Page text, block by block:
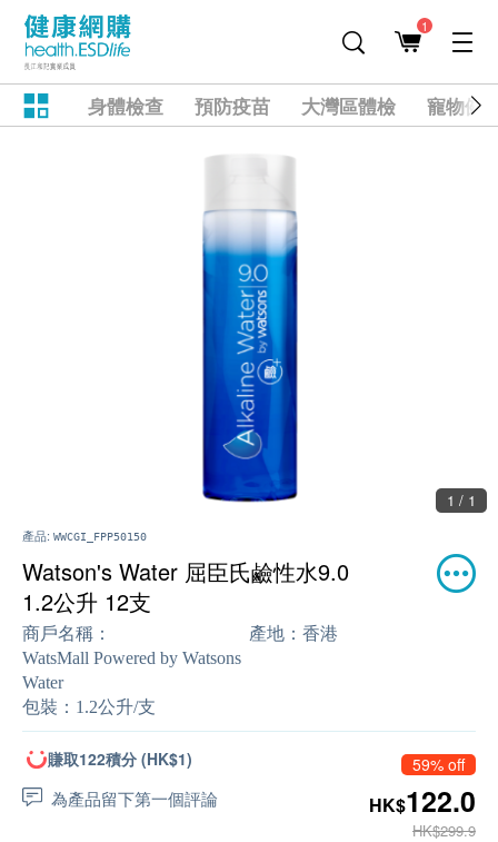
1
身體檢查 預防疫苗 大灣區體檢 寵物健
1 / 1
產品: WWCGI_FPP50150
Watson's Water 屈臣氏鹼性水9.0
1.2公升 12支
商戶名稱：
WatsMall Powered by Watsons
Water
產地： 香港
包裝： 1.2公升/支
賺取122積分 (HK$1)
為產品留下第一個評論
59% off
HK$122.0
HK$299.9